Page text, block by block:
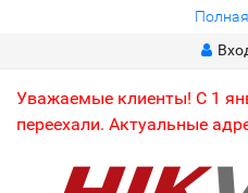
Уважаемые клиенты! С 1
переехали. Актуальные